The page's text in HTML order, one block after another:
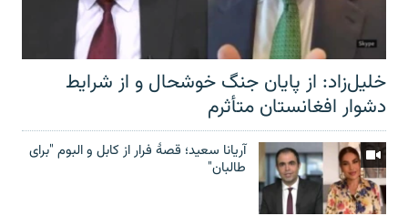
خلیل‌زاد: از پایان جنگ خوشحال و از شرایط
دشوار افغانستان متأثرم
آریانا سعید؛ قصۀ فرار از کابل و البوم "برای
طالبان"